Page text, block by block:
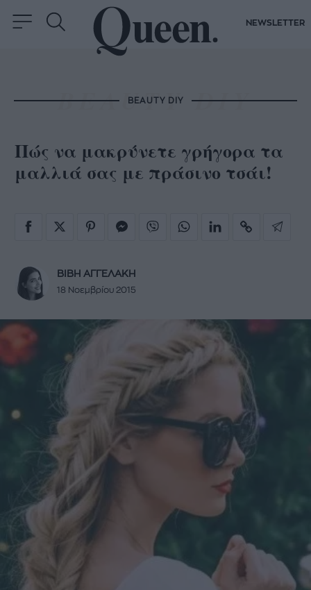
NEWSLETTER
BEAUTY DIY
Πώς να μακρύνετε γρήγορα τα
μαλλιά σας με πράσινο τσάι!
ΒΙΒΗ ΑΓΓΕΛΑΚΗ
18 Νοεμβρίου 2015